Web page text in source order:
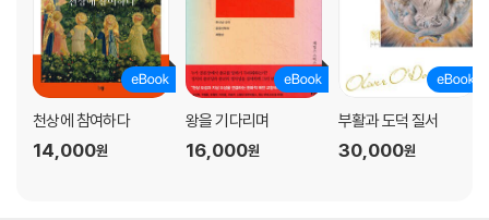
천상에 참여하다
14,000원
왕을 기다리며
16,000원
부활과 도덕 질서
30,000원